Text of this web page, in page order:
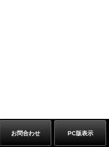
お問合わせ PC版表示